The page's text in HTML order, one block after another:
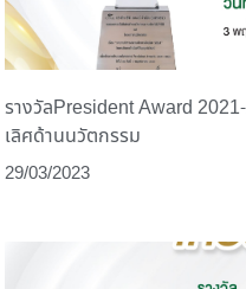
รางวัลPresident Award
เลิศด้านนวัตกรรม
29/03/2023